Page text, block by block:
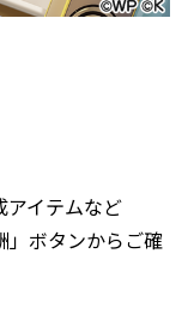
アイテムなど
ボタンからご確